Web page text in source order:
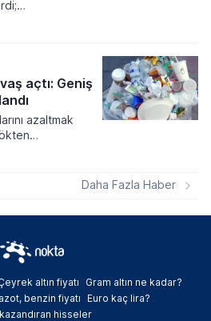
geri dönüş
açanlara
açtı: Geniş
azaltmak
bir yasal
yasaklar
Daha Fazla Haber
altın fiyatı
Gram altın ne kadar?
benzin fiyatı
Euro kaç lira?
hisseler